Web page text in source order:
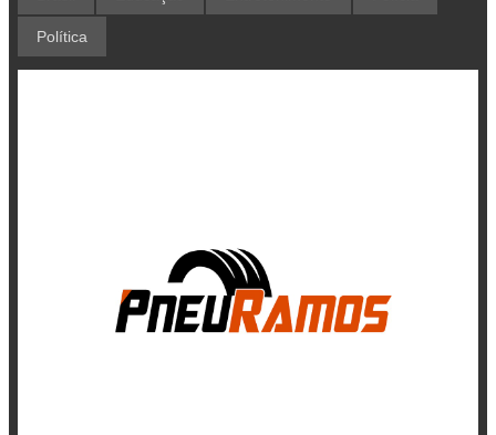
Política